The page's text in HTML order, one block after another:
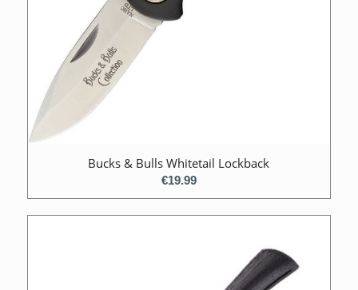
Bucks & Bulls Whitetail Lockback
€19.99